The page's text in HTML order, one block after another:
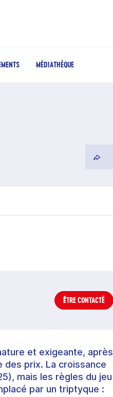
MÉDIATHÈQUE
ÊTRE CONTACTÉ
et exigeante, après
prix. La croissance
mais les règles du jeu
par un triptyque :